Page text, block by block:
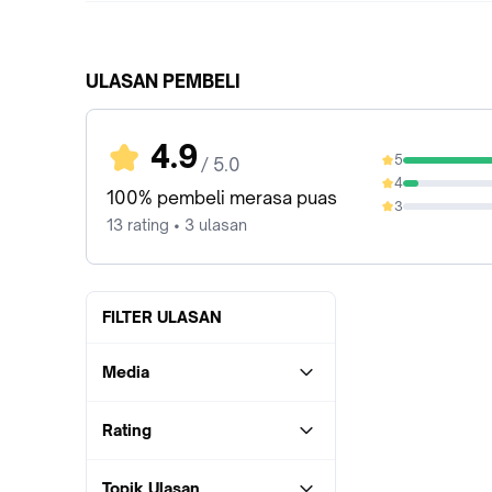
ULASAN PEMBELI
4.9 / 5.0
100% pembeli merasa puas
13 rating • 3 ulasan
5
92.31%
4
7.69%
3
0%
FILTER ULASAN
Media
Rating
Topik Ulasan